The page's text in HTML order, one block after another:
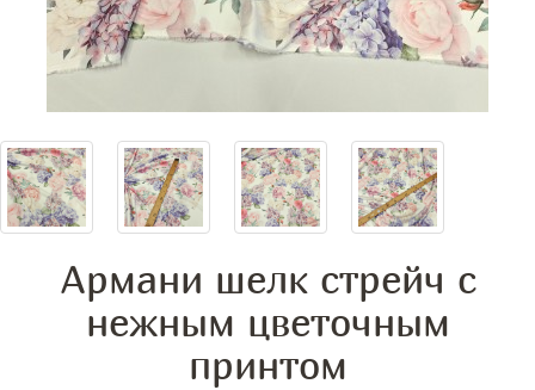
Армани шелк стрейч с
нежным цветочным
принтом